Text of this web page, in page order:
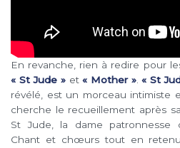
En revanche, rien à redire pour
« St Jude »et« Mother ».« St
révélé, est un morceau intimiste
cherche le recueillement après
St Jude, la dame patronnesse
Chant et chœurs tout en